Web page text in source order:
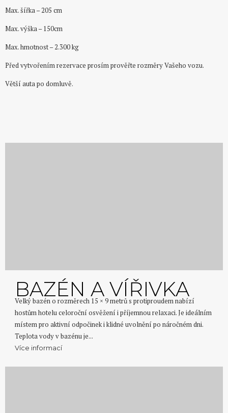
Max. šířka – 205 cm
Max. výška – 150cm
Max. hmotnost – 2.300 kg
Před vytvořením rezervace prosím prověřte rozměry Vašeho vozu.
Větší auta po domluvě.
BAZÉN A VÍŘIVKA
Velký bazén o rozměrech 15 × 9 metrů s protiproudem nabízí
hostům hotelu celoroční osvěžení i příjemnou relaxaci. Je ideálním
místem pro aktivní odpočinek i klidné uvolnění po náročném dni.
Teplota vody v bazénu je...
Více informací